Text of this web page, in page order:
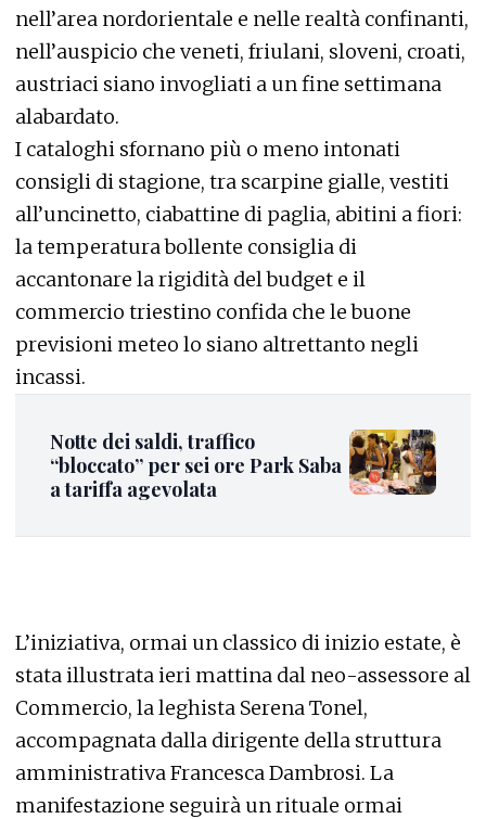
nell’area nordorientale e nelle realtà confinanti,
nell’auspicio che veneti, friulani, sloveni, croati,
austriaci siano invogliati a un fine settimana
alabardato.
I cataloghi sfornano più o meno intonati
consigli di stagione, tra scarpine gialle, vestiti
all’uncinetto, ciabattine di paglia, abitini a fiori:
la temperatura bollente consiglia di
accantonare la rigidità del budget e il
commercio triestino confida che le buone
previsioni meteo lo siano altrettanto negli
incassi.
Notte dei saldi, traffico
“bloccato” per sei ore Park Saba
a tariffa agevolata
L’iniziativa, ormai un classico di inizio estate, è
stata illustrata ieri mattina dal neo-assessore al
Commercio, la leghista Serena Tonel,
accompagnata dalla dirigente della struttura
amministrativa Francesca Dambrosi. La
manifestazione seguirà un rituale ormai